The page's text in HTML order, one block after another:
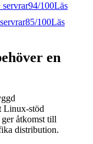
servrar94/100Läs
85/100Läs
en
Linux-stöd
åtkomst till
distribution.